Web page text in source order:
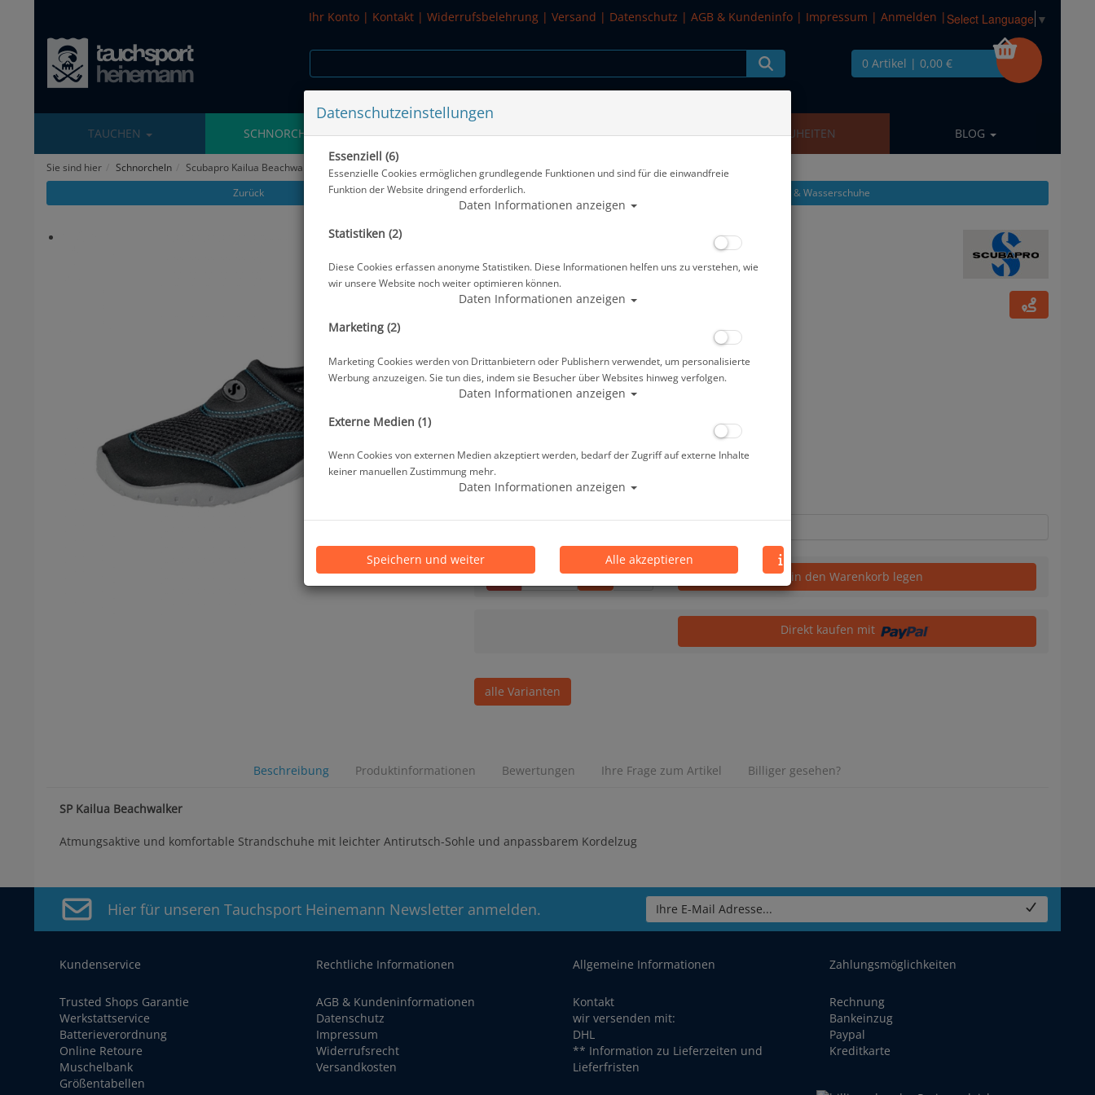
Ihr Konto | Kontakt | Widerrufsbelehrung | Versand | Datenschutz | AGB & Kundeninfo | Impressum | Anmelden | Select Language ▼
0 Artikel | 0,00 €
TAUCHEN SCHNORCHELN WASSERSPORT SALE NEUHEITEN BLOG
Sie sind hier Schnorcheln
Scubapro Kailua Beachwalker - Gr: 32 - #
Zurück
Alle Artikel zeigen aus: Strand- & Wasserschuhe
Scubapro Kailua Beachwalker - Gr: 32 - #
Artikelnr.: scu-57182150
Herstellerpreis: 14,00 €
Lieferbar in 1-3 Werktage, der Artikel ist auf Lager
Stk. in den Warenkorb legen
Direkt kaufen mit
alle Varianten
Beschreibung Produktinformationen Bewertungen Ihre Frage zum Artikel Billiger gesehen?
SP Kailua Beachwalker
Atmungsaktive und komfortable Strandschuhe mit leichter Antirutsch-Sohle und anpassbarem Kordelzug
Hier für unseren Tauchsport Heinemann Newsletter anmelden. Ihre E-Mail Adresse...
Kundenservice
Trusted Shops Garantie
Werkstattservice
Batterieverordnung
Online Retoure
Muschelbank
Größentabellen
Rechtliche Informationen
AGB & Kundeninformationen
Datenschutz
Impressum
Widerrufsrecht
Versandkosten
Allgemeine Informationen
Kontakt
wir versenden mit:
DHL
** Information zu Lieferzeiten und
Lieferfristen
Zahlungsmöglichkeiten
Rechnung
Bankeinzug
Paypal
Kreditkarte
Datenschutzeinstellungen
Essenziell (6)
Essenzielle Cookies ermöglichen grundlegende Funktionen und sind für die einwandfreie
Funktion der Website dringend erforderlich.
Daten Informationen anzeigen
Statistiken (2)
Diese Cookies erfassen anonyme Statistiken. Diese Informationen helfen uns zu verstehen, wie
wir unsere Website noch weiter optimieren können.
Daten Informationen anzeigen
Marketing (2)
Marketing Cookies werden von Drittanbietern oder Publishern verwendet, um personalisierte
Werbung anzuzeigen. Sie tun dies, indem sie Besucher über Websites hinweg verfolgen.
Daten Informationen anzeigen
Externe Medien (1)
Wenn Cookies von externen Medien akzeptiert werden, bedarf der Zugriff auf externe Inhalte
keiner manuellen Zustimmung mehr.
Daten Informationen anzeigen
Speichern und weiter Alle akzeptieren